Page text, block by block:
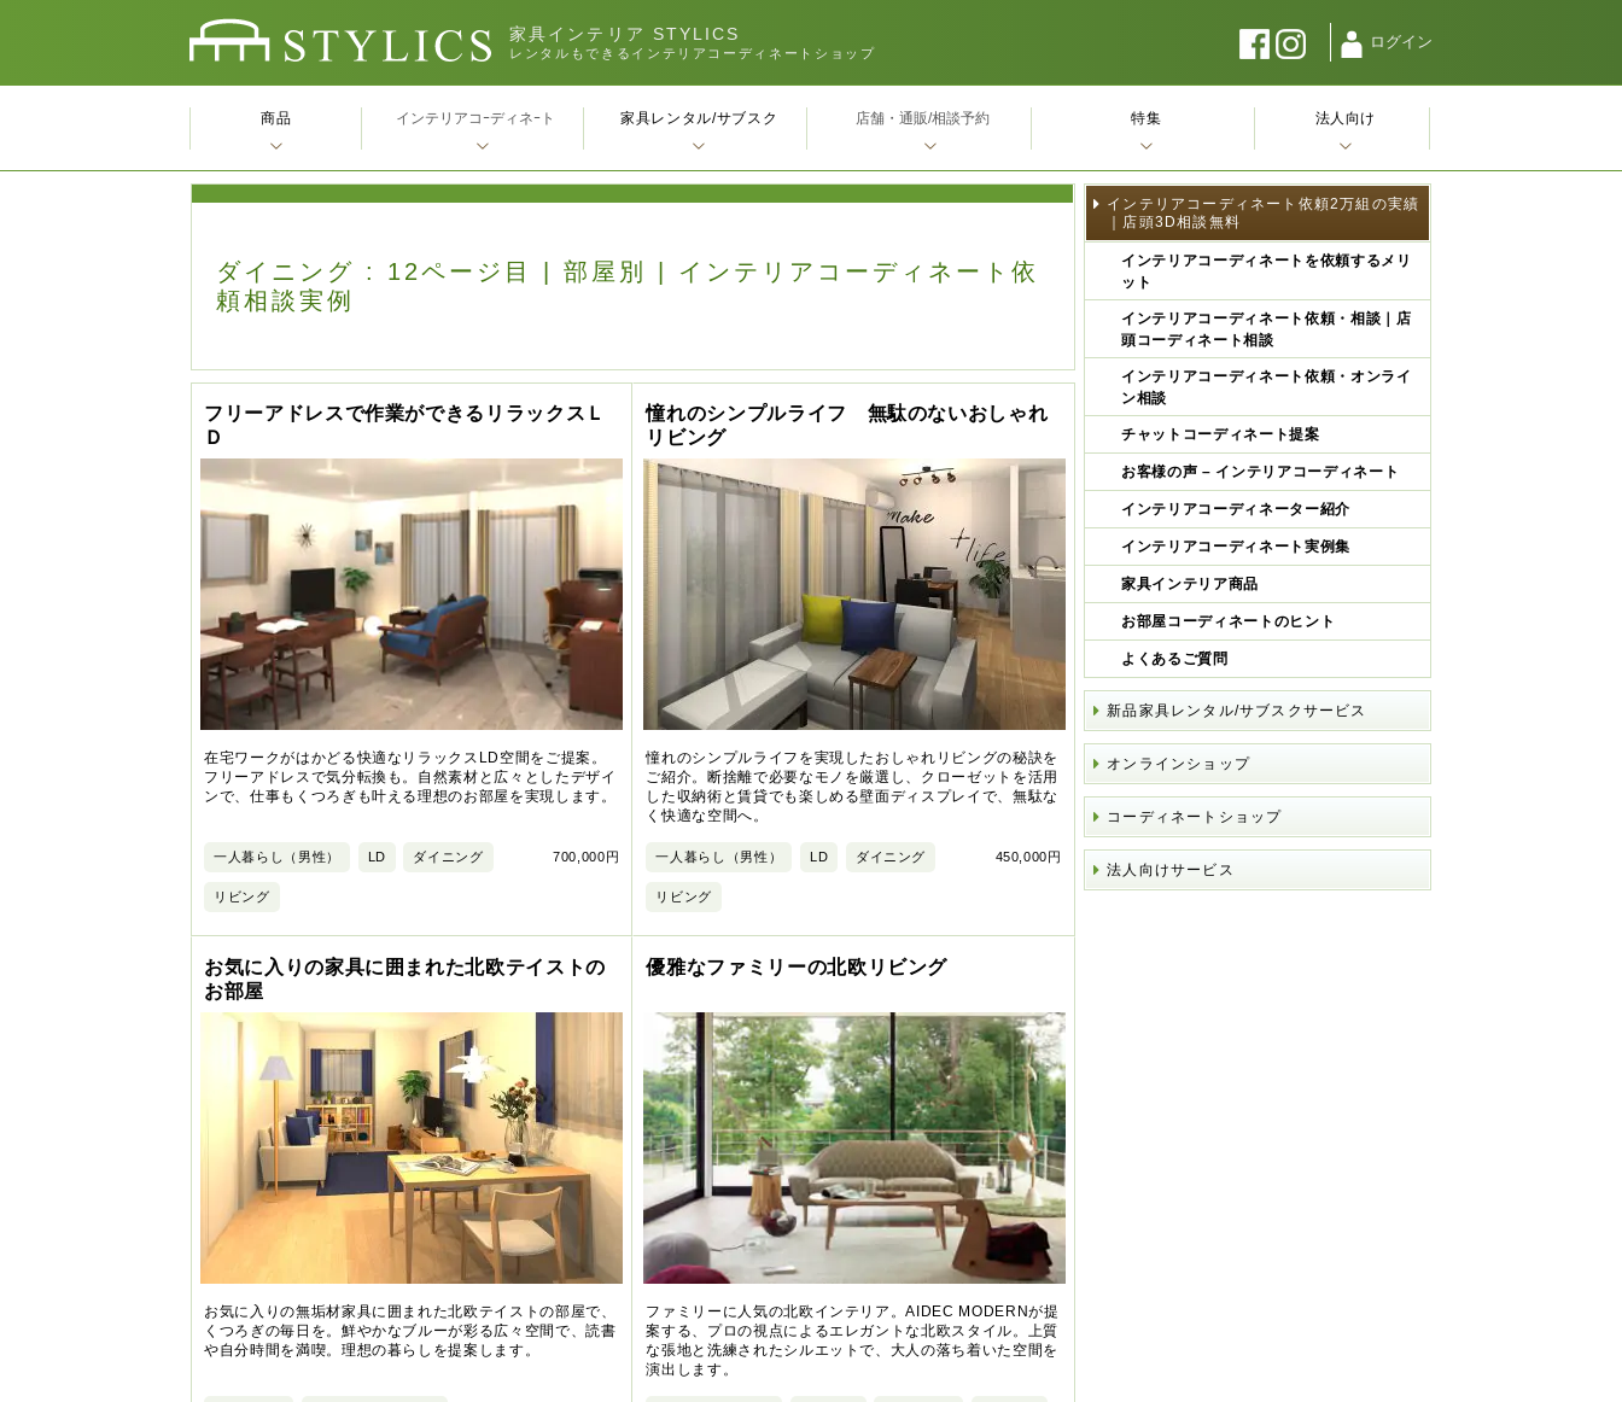
家具インテリア STYLICS
レンタルもできるインテリアコーディネートショップ
ログイン
ダイニング : 12ページ目 | 部屋別 | インテリアコーディネート依
頼相談実例
フリーアドレスで作業ができるリラックスＬ
Ｄ
在宅ワークがはかどる快適なリラックスLD空間をご提案。
フリーアドレスで気分転換も。自然素材と広々としたデザイ
ンで、仕事もくつろぎも叶える理想のお部屋を実現します。
700,000円
一人暮らし（男性） LD ダイニング
リビング
憧れのシンプルライフ 無駄のないおしゃれ
リビング
憧れのシンプルライフを実現したおしゃれリビングの秘訣を
ご紹介。断捨離で必要なモノを厳選し、クローゼットを活用
した収納術と賃貸でも楽しめる壁面ディスプレイで、無駄な
く快適な空間へ。
450,000円
一人暮らし（男性） LD ダイニング
リビング
お気に入りの家具に囲まれた北欧テイストの
お部屋
お気に入りの無垢材家具に囲まれた北欧テイストの部屋で、
くつろぎの毎日を。鮮やかなブルーが彩る広々空間で、読書
や自分時間を満喫。理想の暮らしを提案します。
優雅なファミリーの北欧リビング
ファミリーに人気の北欧インテリア。AIDEC MODERNが提
案する、プロの視点によるエレガントな北欧スタイル。上質
な張地と洗練されたシルエットで、大人の落ち着いた空間を
演出します。
インテリアコーディネート依頼2万組の実績
｜店頭3D相談無料
インテリアコーディネートを依頼するメリ
ット
インテリアコーディネート依頼・相談｜店
頭コーディネート相談
インテリアコーディネート依頼・オンライ
ン相談
チャットコーディネート提案
お客様の声 – インテリアコーディネート
インテリアコーディネーター紹介
インテリアコーディネート実例集
家具インテリア商品
お部屋コーディネートのヒント
よくあるご質問
新品家具レンタル/サブスクサービス
オンラインショップ
コーディネートショップ
法人向けサービス
商品 インテリアコｰディネｰト 家具レンタル/サブスク 店舗・通販/相談予約 特集 法人向け